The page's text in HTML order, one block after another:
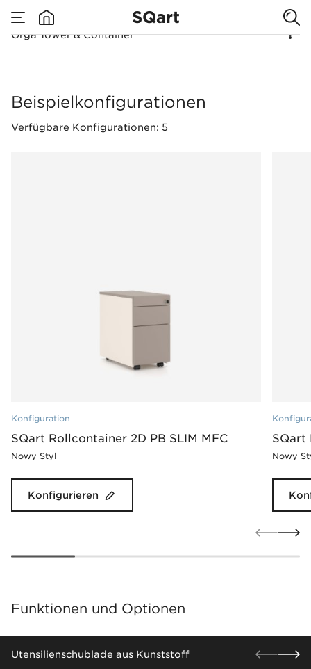
SQart
Orga Tower & Container
Orga Tower &
Beispielkonfigurationen
Verfügbare Konfigurationen: 5
Konfiguration
SQart Rollcontainer 2D PB SLIM MFC
Nowy Styl
Konfigurieren
SQart
Nowy
Funktionen und Optionen
Utensilienschublade aus Kunststoff​